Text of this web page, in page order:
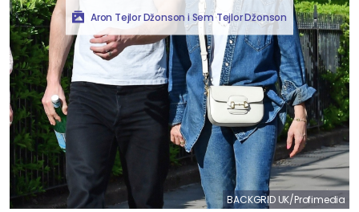
BACKGRID UK/Profimedia
Aron Tejlor Džonson i Sem Tejlor Džonson